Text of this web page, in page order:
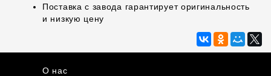
Поставка с завода гарантирует оригинальность
и низкую цену
О нас